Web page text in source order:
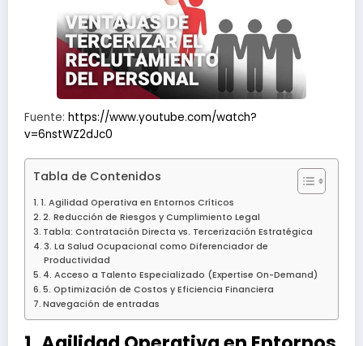
Fuente: https://www.youtube.com/watch?
v=6nstWZ2dJc0
Tabla de Contenidos
1. Agilidad Operativa en Entornos Críticos
2. Reducción de Riesgos y Cumplimiento Legal
Tabla: Contratación Directa vs. Tercerización Estratégica
3. La Salud Ocupacional como Diferenciador de
Productividad
4. Acceso a Talento Especializado (Expertise On-Demand)
5. Optimización de Costos y Eficiencia Financiera
Navegación de entradas